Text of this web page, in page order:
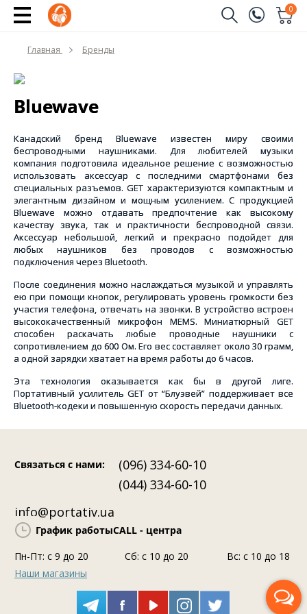
0
Имя
Телефон
Отправить
Главная Бренды
Bluewave
Канадский бренд Bluewave известен миру своими
беспроводными наушниками. Для любителей музыки
компания подготовила идеальное решение с возможностью
использовать аксессуар с последними смартфонами без
специальных разъемов.GET характеризуются компактным и
элегантным дизайном и мощным усилением. С продукцией
Bluewave можно отдавать предпочтение как высокому
качеству звука, так и практичности беспроводной связи.
Аксессуар небольшой, легкий и прекрасно подойдет для
любых наушников без проводов с возможностью
подключения через Bluetooth.
После соединения можно наслаждаться музыкой и управлять
ею при помощи кнопок, регулировать уровень громкости без
участия телефона, отвечать на звонки. В устройство встроен
высококачественный микрофон MEMS. Миниатюрный GET
способен раскачать любые проводные наушники с
сопротивлением до 600 Ом. Его вес составляет около 30 грамм,
а одной зарядки хватает на время работы до 6 часов.
Эта технология оказывается как бы в другой лиге.
Портативный усилитель GET от“Блуэвей” поддерживает все
Bluetooth-кодеки и повышенную скорость передачи данных.
Связаться с нами:
(096) 334-60-10
(044) 334-60-10
info@portativ.ua
График работыCALL - центра
Пн-Пт: c 9 до 20
Сб: с 10 до 20
Вс: с 10 до 18
Наши магазины
Перезвоните мне